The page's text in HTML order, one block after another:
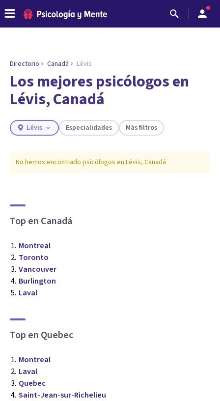
psicólogo adecuado?
los profesionales que más se ajustan a tus
Directorio Canadá Lévis
Los mejores psicólogos en
Lévis, Canadá
Lévis Especialidades Más filtros
No hemos encontrado psicólogos en Lévis, Canadá
Top en Canadá
Montreal
Toronto
Vancouver
Burlington
Laval
Top en Quebec
Montreal
Laval
Quebec
Saint-Jean-sur-Richelieu